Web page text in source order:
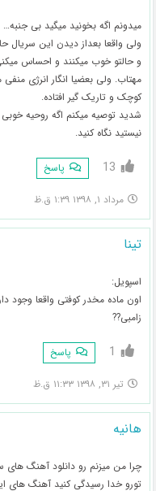
ميدونم اگه بخونيد میگید بی جنبه…
ولی واقعا بعداز دیدن این سریال
و حالتو خوب میکنند و احساس
مهتاب. ولی بعضيا انگار انرژی
کوچک و تاریک گیر افتاده.
شدید توصیه میکنم اگه روحیه
نیستید نگاه کنید.
13 پاسخ
مرداد ۱, ۱۳۹۸ ۱:۳۹ ق.ظ
تینا
اسپویل:
اون ماده مخدر کوفتی واقعا
زامبی??
1 پاسخ
تیر ۳۱, ۱۳۹۸ ۱۱:۳۳ ق.ظ
هانیه
چرا من میزنم رو دانلود آهنگ های
تورو خدا رسیدگی کنید آهنگ های